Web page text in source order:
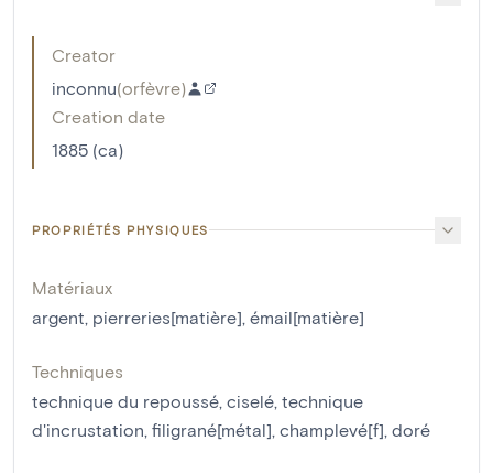
Creator
inconnu(orfèvre)
Creation date
1885 (ca)
PROPRIÉTÉS PHYSIQUES
Matériaux
argent pierreries[matière] émail[matière]
Techniques
technique du repoussé ciselé technique
d'incrustation filigrané[métal] champlevé[f] doré